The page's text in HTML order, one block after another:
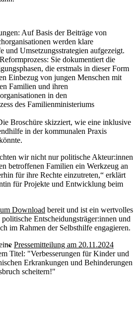
Auf Basis der Beiträge von
werden klare
und Umsetzungsstrategien aufgezeigt.
Sie dokumentiert die
die erstmals in dieser Form
Einbezug von jungen Menschen mit
Familien und ihren
in den
des Familienministeriums
Broschüre skizziert, wie eine inklusive
in der kommunalen Praxis
wir nicht nur politische Akteur:innen
betroffenen Familien ein Werkzeug an
für ihre Rechte einzutreten,“ erklärt
für Projekte und Entwicklung beim
Download bereit und ist ein wertvolles
Entscheidungsträger:innen und
im Rahmen der Selbsthilfe engagieren.
Pressemitteilung am 20.11.2024
Titel: "Verbesserungen für Kinder und
Erkrankungen und Behinderungen
scheitern!"